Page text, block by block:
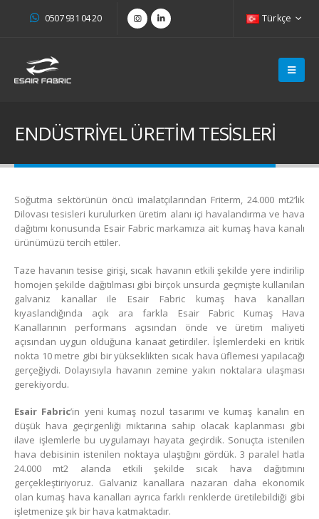
0507 931 04 20 Türkçe
ENDÜSTRİYEL ÜRETİM TESİSLERİ
Soğutma sektörünün öncü imalatçılarından Friterm, 24.000 mt2’lik
Dilovası tesisleri kurulurken üretim alanı içi havalandırma ve hava
dağıtımı konusunda Esair Fabric markamıza ait kumaş hava kanalı
ürünümüzü tercih ettiler.
Taze havanın tesise girişi, sıcak havanın etkili şekilde yere indirilip
homojen şekilde dağıtılması gibi birçok unsurda geçmişte kullanılan
galvaniz kanallar ile Esair Fabric kumaş hava kanalları
kıyaslandığında açık ara farkla Esair Fabric Kumaş Hava
Kanallarının performans açısından önde ve üretim maliyeti
açısından uygun olduğuna kanaat getirdiler. İşlemlerdeki en kritik
nokta 10 metre gibi bir yükseklikten sıcak hava üflemesi yapılacağı
gerçeğiydi. Dolayısıyla havanın zemine yakın noktalara ulaşması
gerekiyordu.
Esair Fabric’in yeni kumaş nozul tasarımı ve kumaş kanalın en
düşük hava geçirgenliği miktarına sahip olacak kaplanması gibi
ilave işlemlerle bu uygulamayı hayata geçirdik. Sonuçta istenilen
hava debisinin istenilen noktaya ulaştığını gördük. 3 paralel hatla
24.000 mt2 alanda etkili şekilde sıcak hava dağıtımını
gerçekleştiriyoruz. Galvaniz kanallara nazaran daha ekonomik
olan kumaş hava kanalları ayrıca farklı renklerde üretilebildiği gibi
işletmenize şık bir hava katmaktadır.